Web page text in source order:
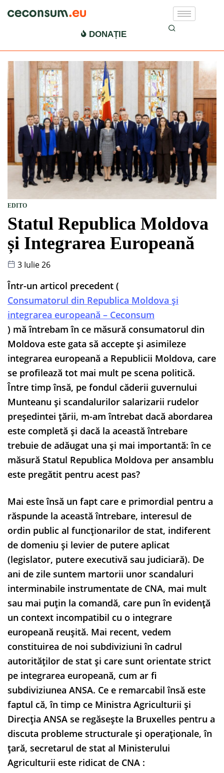
DONAȚIE
EDITO
Statul Republica Moldova
și Integrarea Europeană
3 Iulie 26
Într-un articol precedent (
Consumatorul din Republica Moldova și
integrarea europeană – Ceconsum
) mă întrebam în ce măsură consumatorul din
Moldova este gata să accepte și asimileze
integrarea europeană a Republicii Moldova, care
se profilează tot mai mult pe scena politică.
Între timp însă, pe fondul căderii guvernului
Munteanu și scandalurilor salarizarii rudelor
președintei țării, m-am întrebat dacă abordarea
este completă și dacă la această întrebare
trebuie de adăugat una și mai importantă: în ce
măsură Statul Republica Moldova per ansamblu
este pregătit pentru acest pas?
Mai este însă un fapt care e primordial pentru a
răspunde la această întrebare, interesul de
ordin public al funcționarilor de stat, indiferent
de domeniu și levier de putere aplicat
(legislator, putere executivă sau judiciară). De
ani de zile suntem martorii unor scandaluri
interminabile instrumentate de CNA, mai mult
sau mai puțin la comandă, care pun în evidență
un context incompatibil cu o integrare
europeană reușită. Mai recent, vedem
constituirea de noi subdiviziuni în cadrul
autorităților de stat și care sunt orientate strict
pe integrarea europeană, cum ar fi
subdiviziunea ANSA. Ce e remarcabil însă este
faptul că, în timp ce Ministra Agriculturii și
Direcția ANSA se regăsește la Bruxelles pentru a
discuta probleme structurale și operaționale, în
țară, secretarul de stat al Ministerului
Agriculturii este ridicat de CNA :